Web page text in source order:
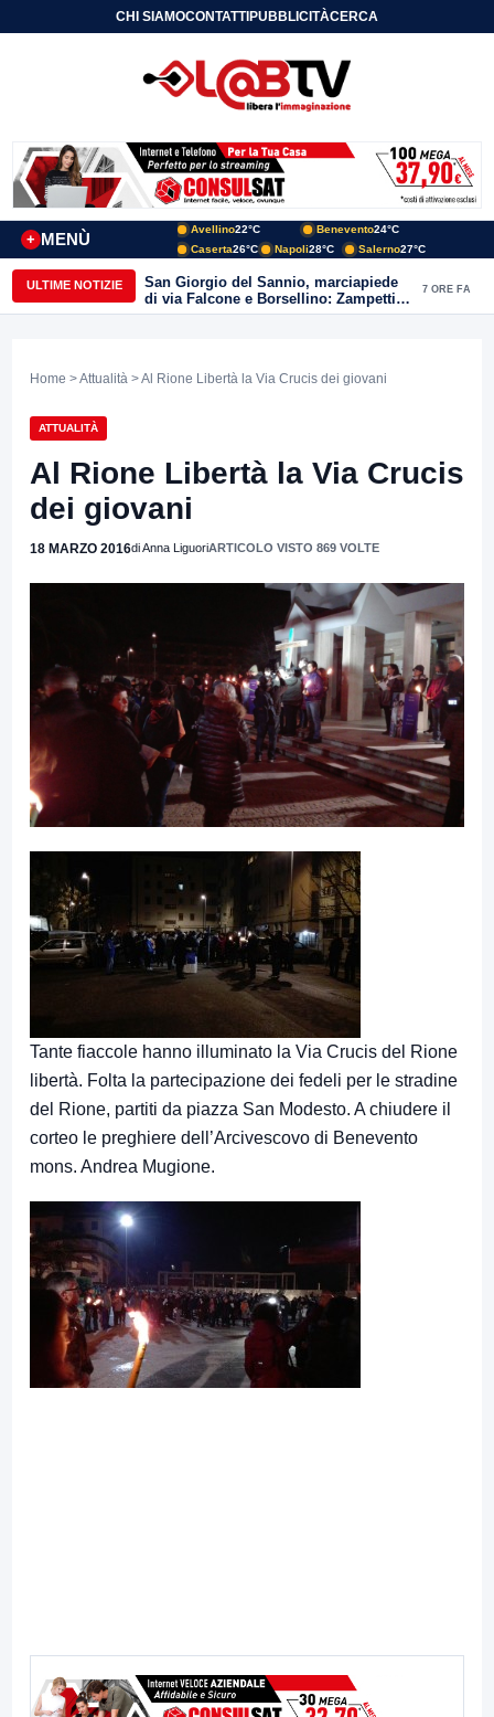
CHI SIAMOCONTATTIPUBBLICITÀCERCA
MENÙ
+
Avellino22°C Benevento24°C
Caserta26°C Napoli28°C Salerno27°C
ULTIME NOTIZIE
San Giorgio del Sannio, marciapiede
di via Falcone e Borsellino: Zampetti e
Lombardi replicano alle polemiche
7 ORE FA
Home >Attualità > Al Rione Libertà la Via Crucis dei giovani
ATTUALITÀ
Al Rione Libertà la Via Crucis
dei giovani
18 MARZO 2016di Anna LiguoriARTICOLO VISTO 869 VOLTE
Tante fiaccole hanno illuminato la Via Crucis del Rione
libertà. Folta la partecipazione dei fedeli per le stradine
del Rione, partiti da piazza San Modesto. A chiudere il
corteo le preghiere dell’Arcivescovo di Benevento
mons. Andrea Mugione.